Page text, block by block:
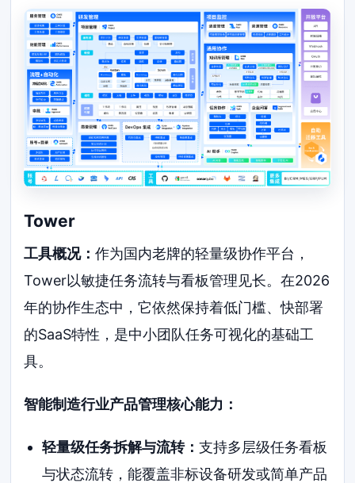
Tower
工具概况：作为国内老牌的轻量级协作平台，
Tower以敏捷任务流转与看板管理见长。在2026
年的协作生态中，它依然保持着低门槛、快部署
的SaaS特性，是中小团队任务可视化的基础工
具。
智能制造行业产品管理核心能力：
轻量级任务拆解与流转： 支持多层级任务看板
与状态流转，能覆盖非标设备研发或简单产品